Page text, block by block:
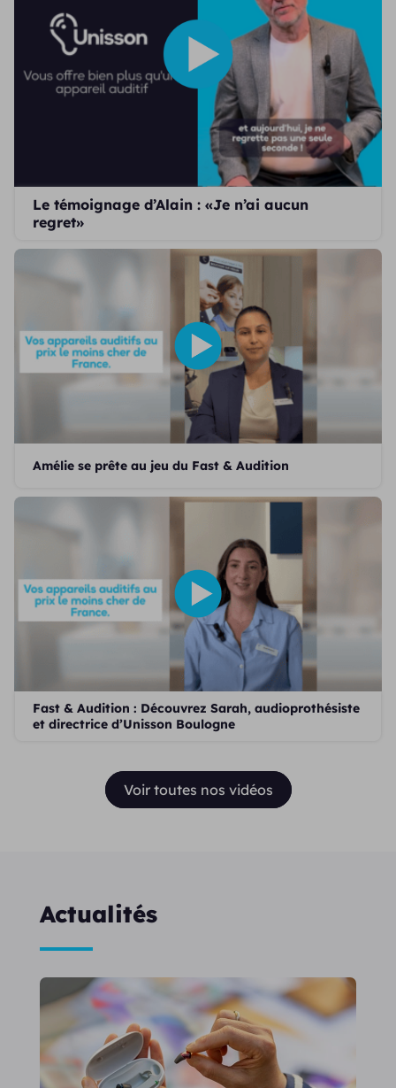
Le témoignage d’Alain : «Je n’ai aucun
regret»
Amélie se prête au jeu du Fast & Audition
Fast & Audition : Découvrez Sarah, audioprothésiste
et directrice d’Unisson Boulogne
Voir toutes nos vidéos
Actualités